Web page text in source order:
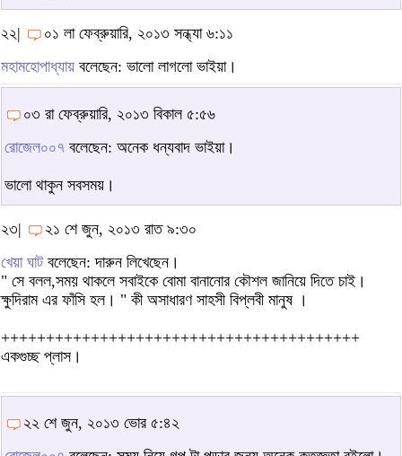
২২|
০১ লা ফেব্রুয়ারি, ২০১৩ সন্ধ্যা ৬:১১
মহামহোপাধ্যায় বলেছেন: ভালো লাগলো ভাইয়া।
০৩ রা ফেব্রুয়ারি, ২০১৩ বিকাল ৫:৫৬
রোজেল০০৭ বলেছেন: অনেক ধন্যবাদ ভাইয়া।
ভালো থাকুন সবসময়।
২৩|
২১ শে জুন, ২০১৩ রাত ৯:৩০
খেয়া ঘাটবলেছেন: দারুন লিখেছেন।
" সে বলল,সময় থাকলে সবাইকে বোমা বানানোর কৌশল জানিয়ে দিতে চাই।
ক্ষুদিরাম এর ফাঁসি হল। " কী অসাধারণ সাহসী বিপ্লবী মানুষ ।
++++++++++++++++++++++++++++++++++++++++
একগুচ্ছ প্লাস।
২২ শে জুন, ২০১৩ ভোর ৫:৪২